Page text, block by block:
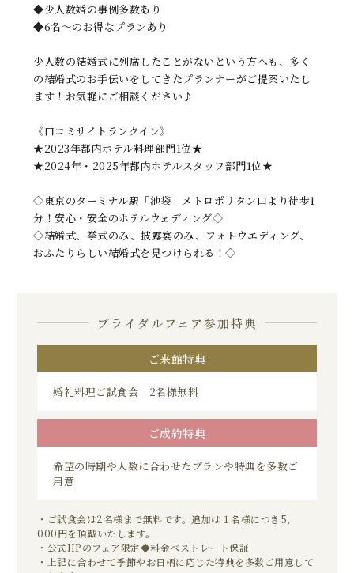
◆少人数婚の事例多数あり
◆6名〜のお得なプランあり
少人数の結婚式に列席したことがないという方へも、多く
の結婚式のお手伝いをしてきたプランナーがご提案いたし
ます！お気軽にご相談ください♪
《口コミサイトランクイン》
★2023年都内ホテル料理部門1位★
★2024年・2025年都内ホテルスタッフ部門1位★
◇東京のターミナル駅「池袋」メトロポリタン口より徒歩1
分！安心・安全のホテルウェディング◇
◇結婚式、挙式のみ、披露宴のみ、フォトウエディング、
おふたりらしい結婚式を見つけられる！◇
ブライダルフェア参加特典
ご来館特典
婚礼料理ご試食会 2名様無料
ご成約特典
希望の時期や人数に合わせたプランや特典を多数ご
用意
・ご試食会は2名様まで無料です。追加は１名様につき5，
000円を頂戴いたします。
・公式HPのフェア限定◆料金ベストレート保証
・上記に合わせて季節やお日柄に応じた特典を多数ご用意して